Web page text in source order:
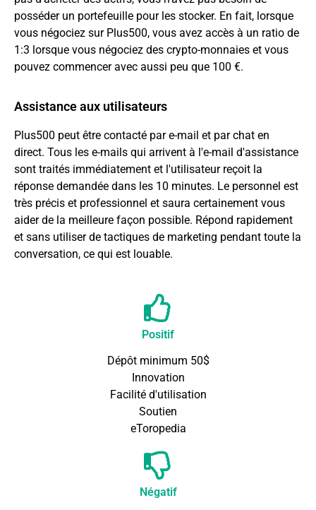
posséder un portefeuille pour les stocker. En fait, lorsque
vous négociez sur Plus500, vous avez accès à un ratio de
1:3 lorsque vous négociez des crypto-monnaies et vous
pouvez commencer avec aussi peu que 100 €.
Assistance aux utilisateurs
Plus500 peut être contacté par e-mail et par chat en
direct. Tous les e-mails qui arrivent à l'e-mail d'assistance
sont traités immédiatement et l'utilisateur reçoit la
réponse demandée dans les 10 minutes. Le personnel est
très précis et professionnel et saura certainement vous
aider de la meilleure façon possible. Répond rapidement
et sans utiliser de tactiques de marketing pendant toute la
conversation, ce qui est louable.
Positif
Dépôt minimum 50$
Innovation
Facilité d'utilisation
Soutien
eToropedia
Négatif